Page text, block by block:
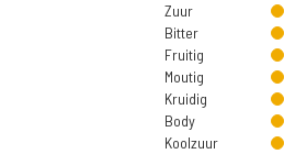
Zuur
Bitter
Fruitig
Moutig
Kruidig
Body
Koolzuur